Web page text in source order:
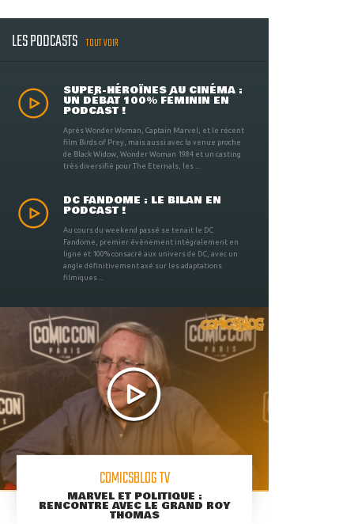
LES PODCASTS TOUT VOIR
SUPER-HÉROÏNES AU CINÉMA :
UN DÉBAT 100% FÉMININ EN
PODCAST !
Après Wonder Woman, Captain Marvel, et le récent
film Birds of Prey, mais aussi avec la venue proche
de Black Widow, Wonder Woman 1984 et un casting
très diversifié pour The Eternals, les ...
DC FANDOME : LE BILAN EN
PODCAST !
Au cours du weekend passé se tenait le DC
Fandome, premier évènement intégralement en
ligne et 100% consacré aux univers de DC, avec un
angle définitivement axé sur les adaptations
filmiques ...
COMICSBLOG TV
MARVEL ET POLITIQUE :
RENCONTRE AVEC LE GRAND ROY
THOMAS